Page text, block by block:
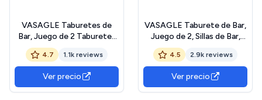
VASAGLE Taburetes de
Bar, Juego de 2 Taburetes
de Barra, Tapizados de PU,
Taburete Alto con
Reposapiés, Montaje
Simple, Industrial, para
Cocina, Comedor, Marrón
4.7 1.1k reviews
Ver precio
VASAGLE Taburete de Bar,
Juego de 2, Sillas de Bar,
Sillas de Cocina con Marco
de Metal, Altura 65 cm, con
Reposapiés, para Cocina,
Salón, Comedor, Marrón
Rústico y Negro Clásico
4.5 2.9k reviews
Ver precio